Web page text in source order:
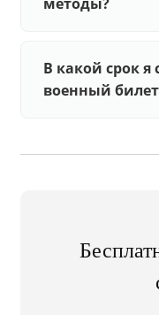
В какой срок я
военный